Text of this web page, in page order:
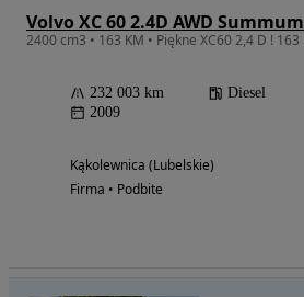
Volvo XC 60 2.4D AWD Summum
232 003 km Diesel
2009
Kąkolewnica (Lubelskie)
Firma • Podbite